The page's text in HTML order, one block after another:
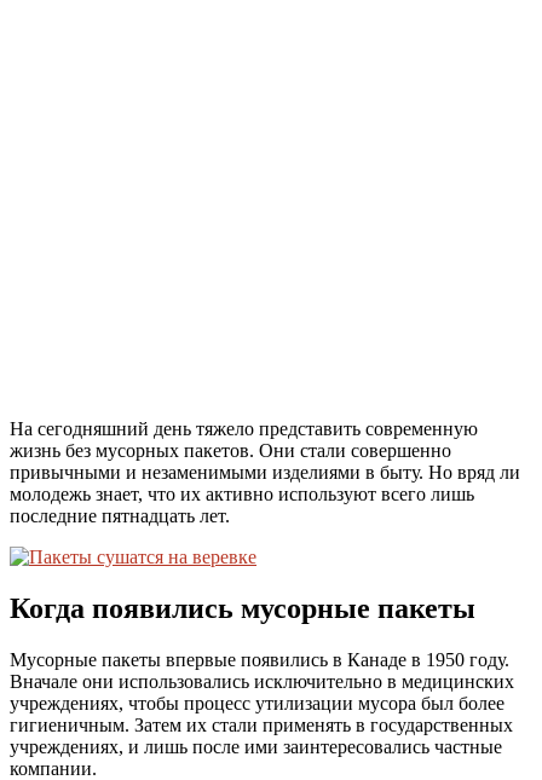
На сегодняшний день тяжело представить современную
жизнь без мусорных пакетов. Они стали совершенно
привычными и незаменимыми изделиями в быту. Но вряд ли
молодежь знает, что их активно используют всего лишь
последние пятнадцать лет.
Когда появились мусорные пакеты
Мусорные пакеты впервые появились в Канаде в 1950 году.
Вначале они использовались исключительно в медицинских
учреждениях, чтобы процесс утилизации мусора был более
гигиеничным. Затем их стали применять в государственных
учреждениях, и лишь после ими заинтересовались частные
компании.